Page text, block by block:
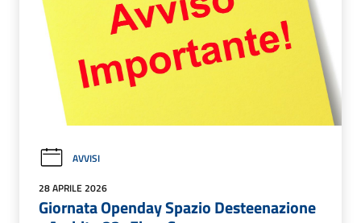
AVVISI
28 APRILE 2026
Giornata Openday Spazio Desteenazione